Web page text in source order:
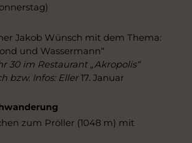
Jakob Wünsch mit dem Thema:
und Wassermann“
30 im Restaurant „Akropolis“
bzw. Infos: Eller17. Januar
zum Pröller (1048 m) mit